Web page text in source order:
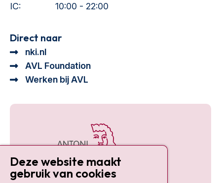
IC:
10:00 - 22:00
Direct naar
nki.nl
AVL Foundation
Werken bij AVL
Deze website maakt
gebruik van cookies